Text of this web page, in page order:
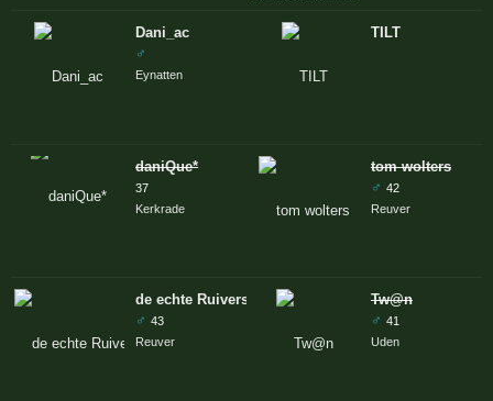
Dani_ac
♂
Eynatten
daniQue*
37
Kerkrade
de echte Ruiverse
♂ 43
Reuver
TILT
tom wolters
♂ 42
Reuver
Tw@n
♂ 41
Uden